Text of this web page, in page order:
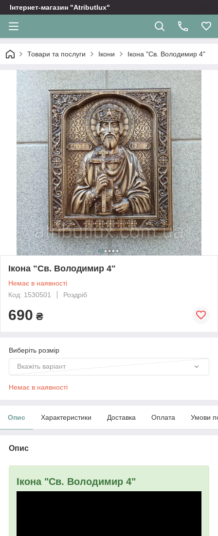
Інтернет-магазин "Atributlux"
Товари та послуги Ікони Ікона "Св. Володимир 4"
Ікона "Св. Володимир 4"
Немає в наявності
Код: 1530501
Роздріб
690 ₴
Виберіть розмір
Вкажіть варіант
Немає в наявності
Опис Характеристики Доставка Оплата Умови
Опис
Ікона "Св. Володимир 4"